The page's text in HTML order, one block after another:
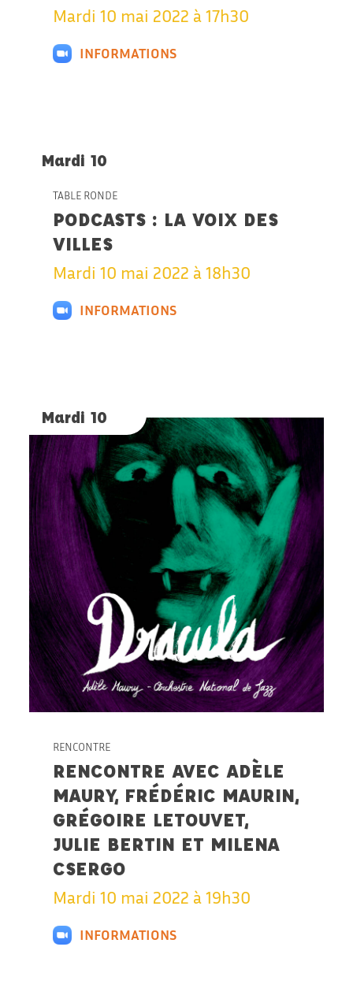
Mardi 10 mai 2022 à 17h30
INFORMATIONS
Mardi 10
TABLE RONDE
PODCASTS : LA VOIX DES
VILLES
Mardi 10 mai 2022 à 18h30
INFORMATIONS
Mardi 10
RENCONTRE
RENCONTRE AVEC ADÈLE
MAURY, FRÉDÉRIC MAURIN,
GRÉGOIRE LETOUVET,
JULIE BERTIN ET MILENA
CSERGO
Mardi 10 mai 2022 à 19h30
INFORMATIONS